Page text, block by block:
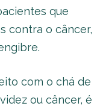
que
contra o câncer,
com o chá de
ou câncer, é